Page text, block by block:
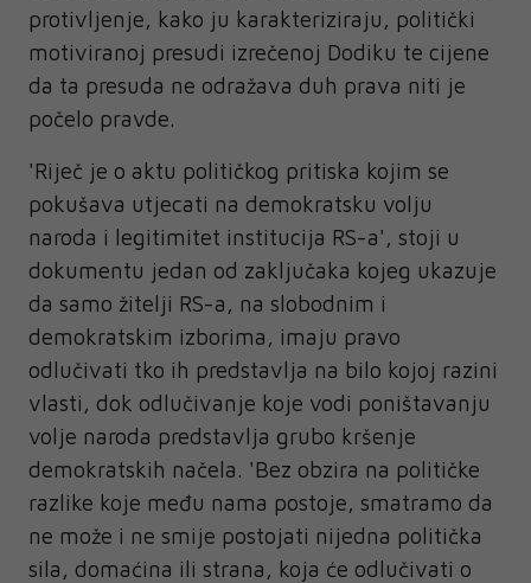
protivljenje, kako ju karakteriziraju, politički
motiviranoj presudi izrečenoj Dodiku te cijene
da ta presuda ne odražava duh prava niti je
počelo pravde.
'Riječ je o aktu političkog pritiska kojim se
pokušava utjecati na demokratsku volju
naroda i legitimitet institucija RS-a', stoji u
dokumentu jedan od zaključaka kojeg ukazuje
da samo žitelji RS-a, na slobodnim i
demokratskim izborima, imaju pravo
odlučivati tko ih predstavlja na bilo kojoj razini
vlasti, dok odlučivanje koje vodi poništavanju
volje naroda predstavlja grubo kršenje
demokratskih načela. 'Bez obzira na političke
razlike koje među nama postoje, smatramo da
ne može i ne smije postojati nijedna politička
sila, domaćina ili strana, koja će odlučivati o